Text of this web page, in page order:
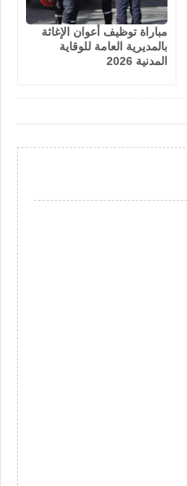
مباراة توظيف أعوان الإغاثة
بالمديرية العامة للوقاية
المدنية 2026